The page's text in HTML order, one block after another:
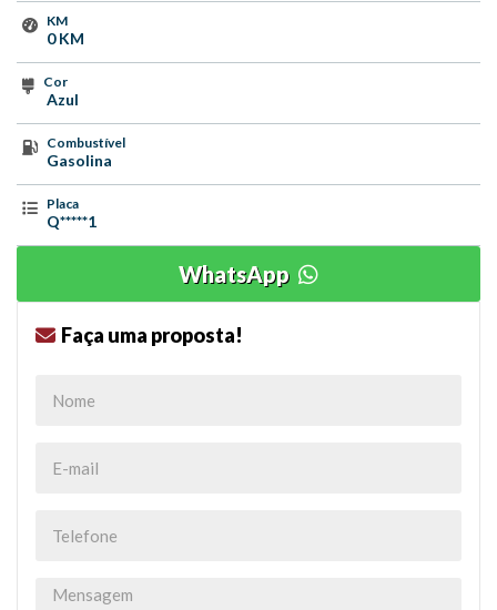
KM
0 KM
Cor
Azul
Combustível
Gasolina
Placa
Q*****1
WhatsApp
Faça uma proposta!